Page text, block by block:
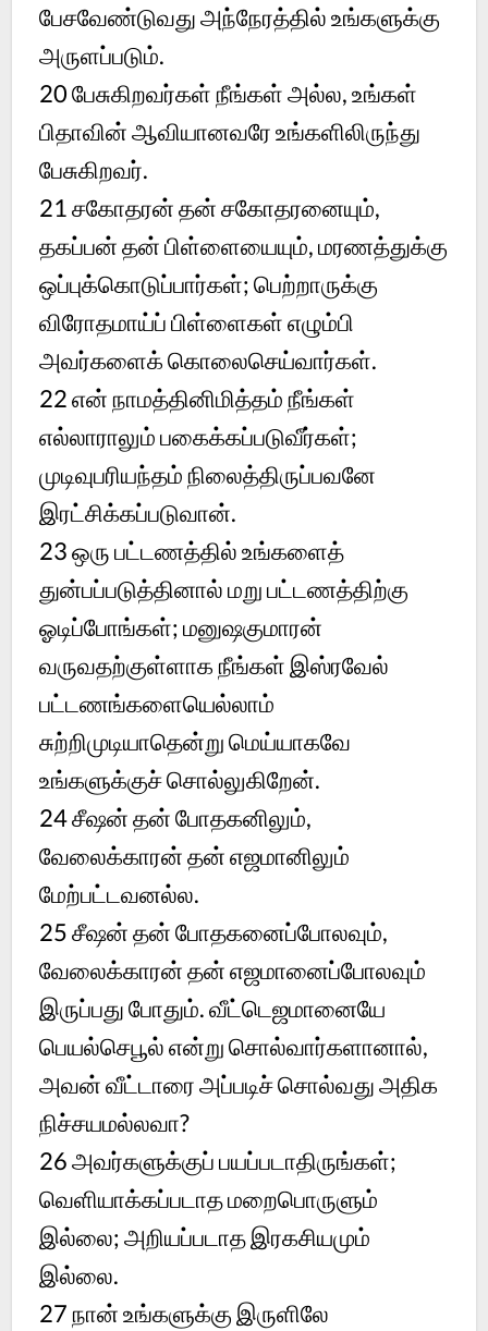
பேசவேண்டுவது அந்நேரத்தில் உங்களுக்கு
அருளப்படும்.
20பேசுகிறவர்கள் நீங்கள் அல்ல, உங்கள்
பிதாவின் ஆவியானவரே உங்களிலிருந்து
பேசுகிறவர்.
21சகோதரன் தன் சகோதரனையும்,
தகப்பன் தன் பிள்ளையையும், மரணத்துக்கு
ஒப்புக்கொடுப்பார்கள்; பெற்றாருக்கு
விரோதமாய்ப் பிள்ளைகள் எழும்பி
அவர்களைக் கொலைசெய்வார்கள்.
22என் நாமத்தினிமித்தம் நீங்கள்
எல்லாராலும் பகைக்கப்படுவீர்கள்;
முடிவுபரியந்தம் நிலைத்திருப்பவனே
இரட்சிக்கப்படுவான்.
23ஒரு பட்டணத்தில் உங்களைத்
துன்பப்படுத்தினால் மறு பட்டணத்திற்கு
ஓடிப்போங்கள்; மனுஷகுமாரன்
வருவதற்குள்ளாக நீங்கள் இஸ்ரவேல்
பட்டணங்களையெல்லாம்
சுற்றிமுடியாதென்று மெய்யாகவே
உங்களுக்குச் சொல்லுகிறேன்.
24சீஷன் தன் போதகனிலும்,
வேலைக்காரன் தன் எஜமானிலும்
மேற்பட்டவனல்ல.
25சீஷன் தன் போதகனைப்போலவும்,
வேலைக்காரன் தன் எஜமானைப்போலவும்
இருப்பது போதும். வீட்டெஜமானையே
பெயல்செபூல் என்று சொல்வார்களானால்,
அவன் வீட்டாரை அப்படிச் சொல்வது அதிக
நிச்சயமல்லவா?
26அவர்களுக்குப் பயப்படாதிருங்கள்;
வெளியாக்கப்படாத மறைபொருளும்
இல்லை; அறியப்படாத இரகசியமும்
இல்லை.
27நான் உங்களுக்கு இருளிலே